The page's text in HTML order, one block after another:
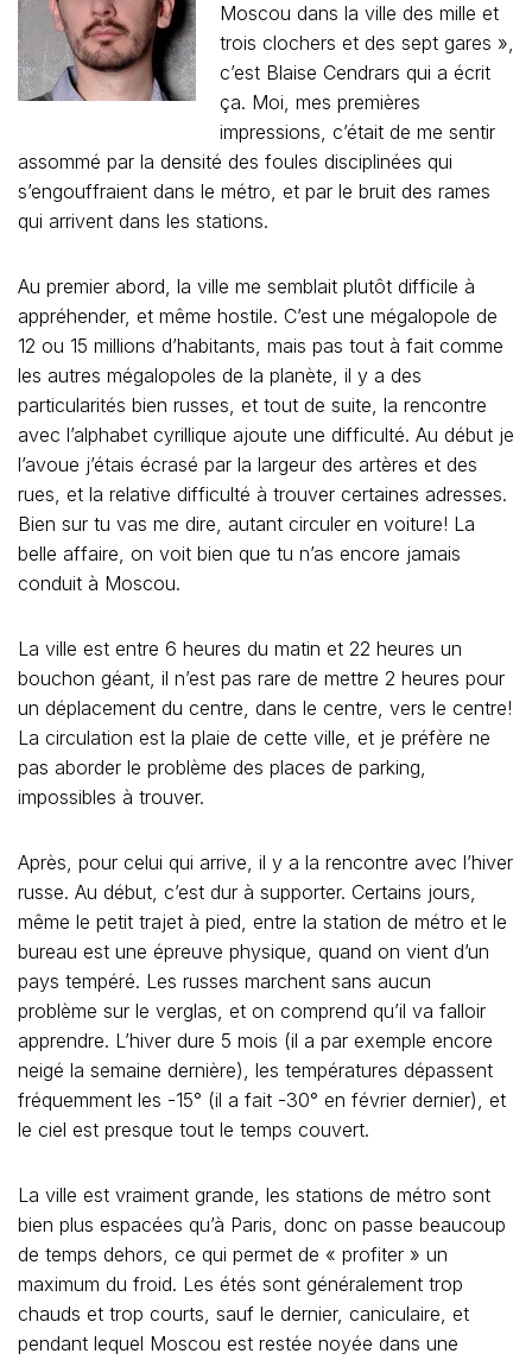
Moscou dans la ville des mille et
trois clochers et des sept gares »,
c’est Blaise Cendrars qui a écrit
ça. Moi, mes premières
impressions, c’était de me sentir
assommé par la densité des foules disciplinées qui
s’engouffraient dans le métro, et par le bruit des rames
qui arrivent dans les stations.
Au premier abord, la ville me semblait plutôt difficile à
appréhender, et même hostile. C’est une mégalopole de
12 ou 15 millions d’habitants, mais pas tout à fait comme
les autres mégalopoles de la planète, il y a des
particularités bien russes, et tout de suite, la rencontre
avec l’alphabet cyrillique ajoute une difficulté. Au début je
l’avoue j’étais écrasé par la largeur des artères et des
rues, et la relative difficulté à trouver certaines adresses.
Bien sur tu vas me dire, autant circuler en voiture! La
belle affaire, on voit bien que tu n’as encore jamais
conduit à Moscou.
La ville est entre 6 heures du matin et 22 heures un
bouchon géant, il n’est pas rare de mettre 2 heures pour
un déplacement du centre, dans le centre, vers le centre!
La circulation est la plaie de cette ville, et je préfère ne
pas aborder le problème des places de parking,
impossibles à trouver.
Après, pour celui qui arrive, il y a la rencontre avec l’hiver
russe. Au début, c’est dur à supporter. Certains jours,
même le petit trajet à pied, entre la station de métro et le
bureau est une épreuve physique, quand on vient d’un
pays tempéré. Les russes marchent sans aucun
problème sur le verglas, et on comprend qu’il va falloir
apprendre. L’hiver dure 5 mois (il a par exemple encore
neigé la semaine dernière), les températures dépassent
fréquemment les -15° (il a fait -30° en février dernier), et
le ciel est presque tout le temps couvert.
La ville est vraiment grande, les stations de métro sont
bien plus espacées qu’à Paris, donc on passe beaucoup
de temps dehors, ce qui permet de « profiter » un
maximum du froid. Les étés sont généralement trop
chauds et trop courts, sauf le dernier, caniculaire, et
pendant lequel Moscou est restée noyée dans une